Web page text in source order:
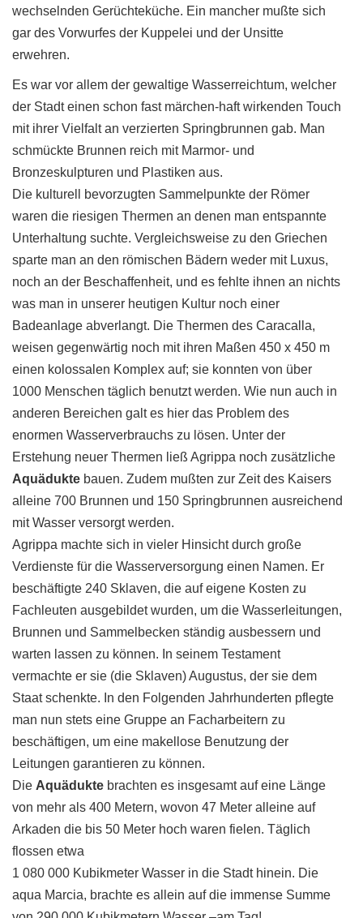
wechselnden Gerüchteküche. Ein mancher mußte sich
gar des Vorwurfes der Kuppelei und der Unsitte
erwehren.
Es war vor allem der gewaltige Wasserreichtum, welcher
der Stadt einen schon fast märchen-haft wirkenden Touch
mit ihrer Vielfalt an verzierten Springbrunnen gab. Man
schmückte Brunnen reich mit Marmor- und
Bronzeskulpturen und Plastiken aus.
Die kulturell bevorzugten Sammelpunkte der Römer
waren die riesigen Thermen an denen man entspannte
Unterhaltung suchte. Vergleichsweise zu den Griechen
sparte man an den römischen Bädern weder mit Luxus,
noch an der Beschaffenheit, und es fehlte ihnen an nichts
was man in unserer heutigen Kultur noch einer
Badeanlage abverlangt. Die Thermen des Caracalla,
weisen gegenwärtig noch mit ihren Maßen 450 x 450 m
einen kolossalen Komplex auf; sie konnten von über
1000 Menschen täglich benutzt werden. Wie nun auch in
anderen Bereichen galt es hier das Problem des
enormen Wasserverbrauchs zu lösen. Unter der
Erstehung neuer Thermen ließ Agrippa noch zusätzliche
Aquädukte bauen. Zudem mußten zur Zeit des Kaisers
alleine 700 Brunnen und 150 Springbrunnen ausreichend
mit Wasser versorgt werden.
Agrippa machte sich in vieler Hinsicht durch große
Verdienste für die Wasserversorgung einen Namen. Er
beschäftigte 240 Sklaven, die auf eigene Kosten zu
Fachleuten ausgebildet wurden, um die Wasserleitungen,
Brunnen und Sammelbecken ständig ausbessern und
warten lassen zu können. In seinem Testament
vermachte er sie (die Sklaven) Augustus, der sie dem
Staat schenkte. In den Folgenden Jahrhunderten pflegte
man nun stets eine Gruppe an Facharbeitern zu
beschäftigen, um eine makellose Benutzung der
Leitungen garantieren zu können.
Die Aquädukte brachten es insgesamt auf eine Länge
von mehr als 400 Metern, wovon 47 Meter alleine auf
Arkaden die bis 50 Meter hoch waren fielen. Täglich
flossen etwa
1 080 000 Kubikmeter Wasser in die Stadt hinein. Die
aqua Marcia, brachte es allein auf die immense Summe